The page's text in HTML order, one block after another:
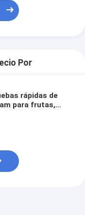
Por
rápidas de
para frutas,